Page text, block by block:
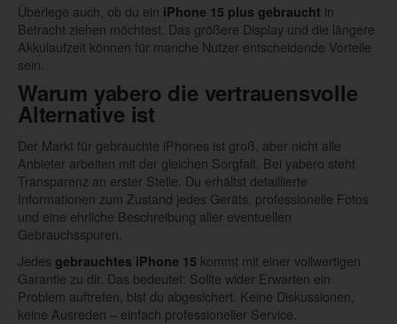
Überlege auch, ob du ein iPhone 15 plus gebraucht in
Betracht ziehen möchtest. Das größere Display und die längere
Akkulaufzeit können für manche Nutzer entscheidende Vorteile
sein.
Warum yabero die vertrauensvolle
Alternative ist
Der Markt für gebrauchte iPhones ist groß, aber nicht alle
Anbieter arbeiten mit der gleichen Sorgfalt. Bei yabero steht
Transparenz an erster Stelle. Du erhältst detaillierte
Informationen zum Zustand jedes Geräts, professionelle Fotos
und eine ehrliche Beschreibung aller eventuellen
Gebrauchsspuren.
Jedes gebrauchtes iPhone 15 kommt mit einer vollwertigen
Garantie zu dir. Das bedeutet: Sollte wider Erwarten ein
Problem auftreten, bist du abgesichert. Keine Diskussionen,
keine Ausreden – einfach professioneller Service.